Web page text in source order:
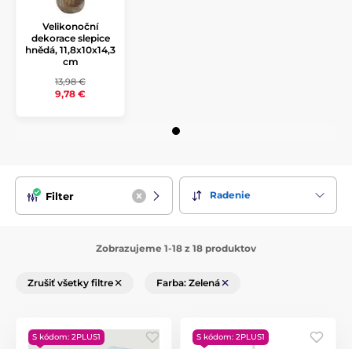
Velikonoční
dekorace slepice
hnědá, 11,8x10x14,3
cm
13,98 €
9,78 €
Filter Radenie
Zobrazujeme 1-18 z 18 produktov
Zrušiť všetky filtre Farba: Zelená
S kódom: 2PLUS1 S kódom: 2PLUS1